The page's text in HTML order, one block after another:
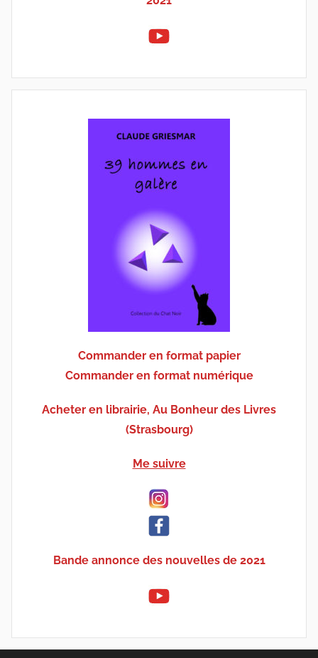
Commander en format papier
Commander en format numérique
Acheter en librairie, Au Bonheur des Livres
(Strasbourg)
Me suivre
Bande annonce des nouvelles de 2021